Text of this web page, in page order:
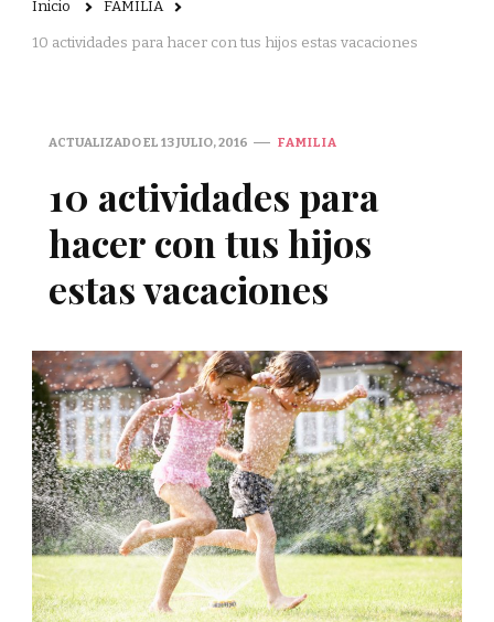
Inicio FAMILIA
10 actividades para hacer con tus hijos estas vacaciones
ACTUALIZADO EL 13 JULIO, 2016 FAMILIA
10 actividades para
hacer con tus hijos
estas vacaciones